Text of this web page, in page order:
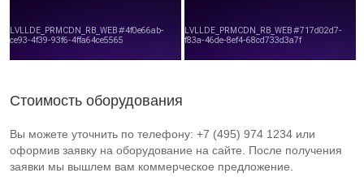
Стоимость оборудования
Вы можете уточнить по телефону: +7 (495) 974 1234 или
оформив заявку на оборудование на сайте. После получения
заявки мы вышлем вам коммерческое предложение.